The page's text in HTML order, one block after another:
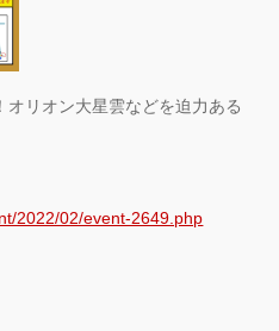
リオン大星雲などを迫力ある
2022/02/event-2649.php